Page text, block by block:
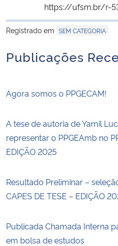
Secretaria de Governo
Gabinete de Segurança Institucional
Advocacia-Geral da União
https://ufsm.br/r-
Registrado em SEM CATEGORIA
Publicações
Agora somos o PPGECAM!
A tese de autoria de Yamil
representar o PPGEAmb no
EDIÇÃO 2025
Resultado Preliminar –
CAPES DE TESE – EDIÇÃO
Publicada Chamada Interna
em bolsa de estudos